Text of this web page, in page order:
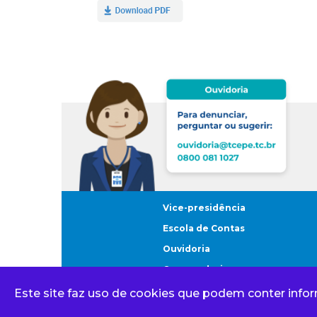
Vice-presidência
Escola de Contas
Ouvidoria
Corregedoria
Este site faz uso de cookies que podem conter